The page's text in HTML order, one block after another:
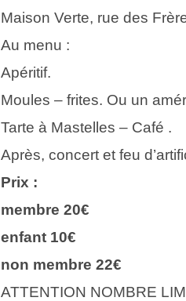
Maison Verte, rue des
Au menu :
Apéritif.
Moules – frites. Ou un
Tarte à Mastelles – Café .
Après, concert et feu
Prix :
membre 20€
enfant 10€
non membre 22€
ATTENTION NOMBRE